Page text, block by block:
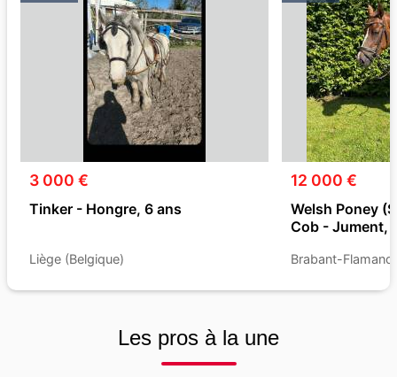
3 000 €
Tinker - Hongre, 6 ans
Liège (Belgique)
12 000 €
Welsh Poney
Cob - Jument,
Brabant-Flamand
Les pros à la une